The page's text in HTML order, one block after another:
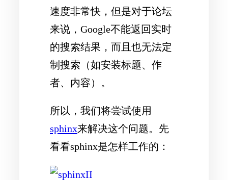
速度非常快，但是对于论坛
来说，Google不能返回实时
的搜索结果，而且也无法定
制搜索（如安装标题、作
者、内容）。
所以，我们将尝试使用
sphinx来解决这个问题。先
看看sphinx是怎样工作的：